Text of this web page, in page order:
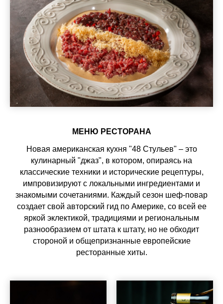
МЕНЮ РЕСТОРАНА
Новая американская кухня "48 Стульев" – это
кулинарный "джаз", в котором, опираясь на
классические техники и исторические рецептуры,
импровизируют с локальными ингредиентами и
знакомыми сочетаниями. Каждый сезон шеф-повар
создает свой авторский гид по Америке, со всей ее
яркой эклектикой, традициями и региональным
разнообразием от штата к штату, но не обходит
стороной и общепризнанные европейские
ресторанные хиты.